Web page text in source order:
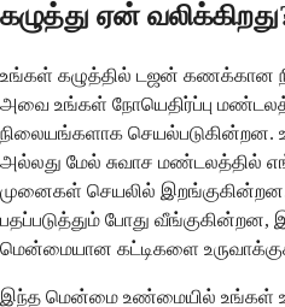
கழுத்து ஏன்
உங்கள் கழுத்தில் டஜன் கணக்கான
அவை உங்கள் நோயெதிர்ப்பு
நிலையங்களாக
அல்லது மேல் சுவாச மண்டலத்தில்
முனைகள் செயலில் இறங்குகின்றன.
பதப்படுத்தும் போது வீங்குகின்றன,
மென்மையான கட்டிகளை
இந்த மென்மை உண்மையில் உங்கள்